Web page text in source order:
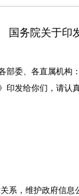
国务院关于印
部委、各直属机构
印发给你们，请认
系，维护政府信